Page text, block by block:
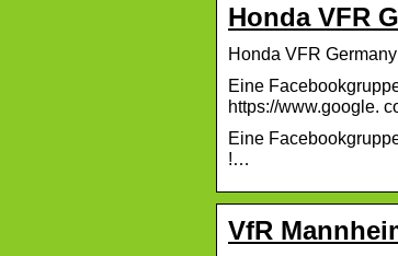
Honda VFR
Honda VFR Germany
Eine
https://www.google.
Eine
!…
VfR